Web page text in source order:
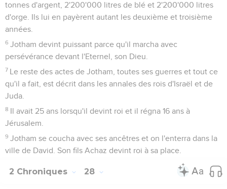
tonnes d'argent, 2'200'000 litres de blé et 2'200'000 litres
d'orge. Ils lui en payèrent autant les deuxième et troisième
années.
6 Jotham devint puissant parce qu'il marcha avec
persévérance devant l'Eternel, son Dieu.
7 Le reste des actes de Jotham, toutes ses guerres et tout ce
qu'il a fait, est décrit dans les annales des rois d'Israël et de
Juda.
8 Il avait 25 ans lorsqu'il devint roi et il régna 16 ans à
Jérusalem.
9 Jotham se coucha avec ses ancêtres et on l'enterra dans la
ville de David. Son fils Achaz devint roi à sa place.
2 Chroniques 28